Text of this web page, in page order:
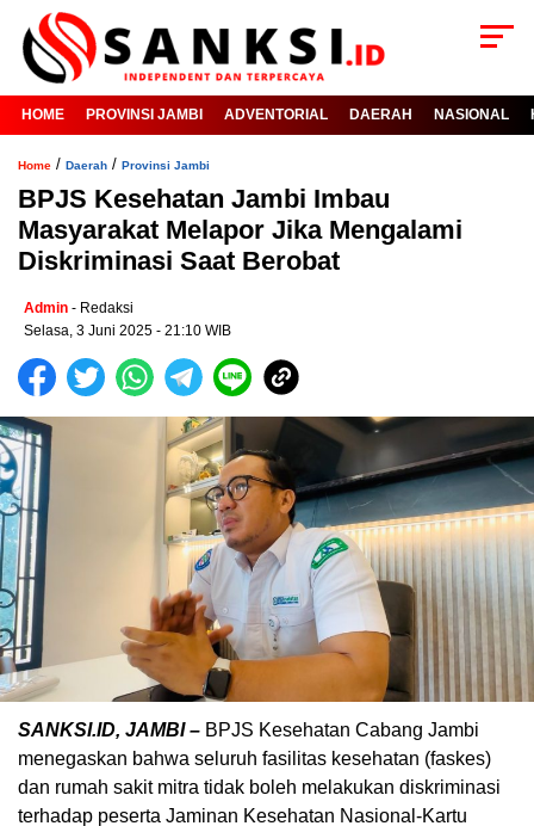
HOME PROVINSI JAMBI ADVENTORIAL DAERAH NASIONAL
Home / Daerah / Provinsi Jambi
BPJS Kesehatan Jambi Imbau
Masyarakat Melapor Jika Mengalami
Diskriminasi Saat Berobat
Admin - Redaksi
Selasa, 3 Juni 2025 - 21:10 WIB
SANKSI.ID, JAMBI – BPJS Kesehatan Cabang Jambi
menegaskan bahwa seluruh fasilitas kesehatan (faskes)
dan rumah sakit mitra tidak boleh melakukan diskriminasi
terhadap peserta Jaminan Kesehatan Nasional-Kartu